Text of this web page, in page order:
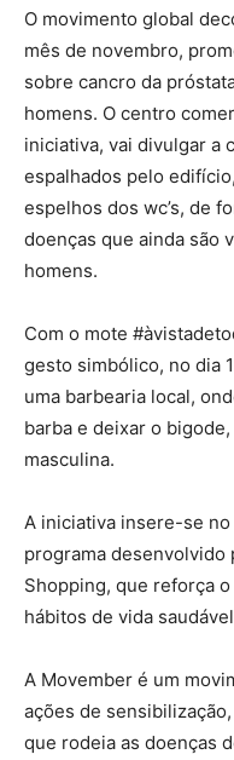
O movimento global
mês de novembro,
sobre cancro da
homens. O centro
iniciativa, vai divulgar a
espalhados pelo
espelhos dos wc’s, de
doenças que ainda são
homens.
Com o mote
gesto simbólico, no dia
uma barbearia local,
barba e deixar o
masculina.
A iniciativa insere-se no
programa desenvolvido
Shopping, que reforça
hábitos de vida
A Movember é um
ações de
que rodeia as doenças